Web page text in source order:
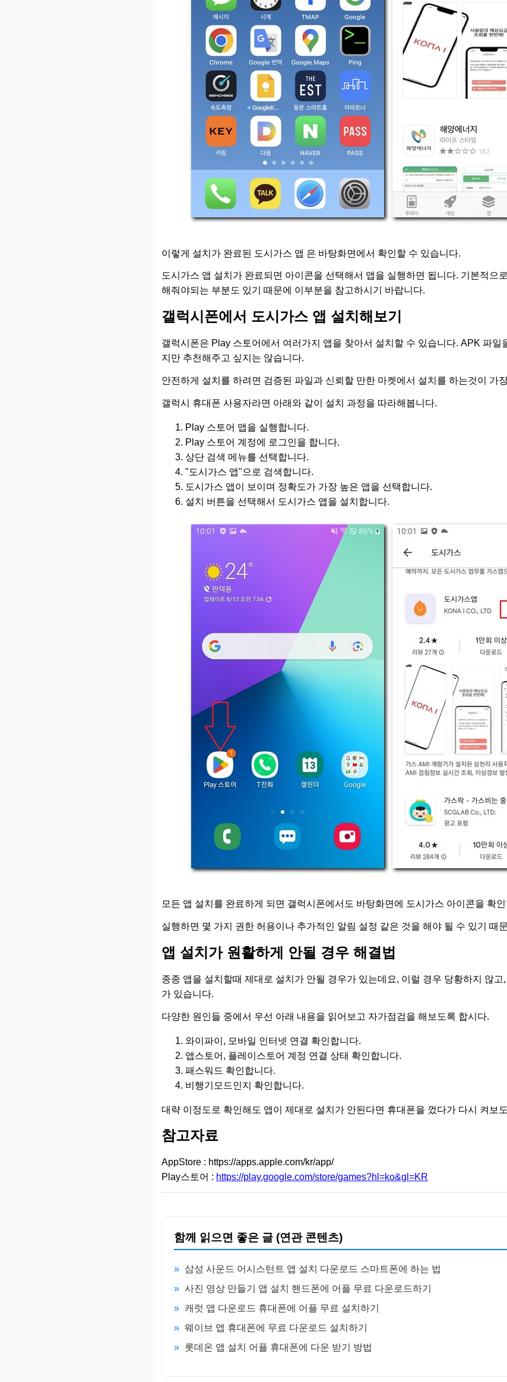
이렇게 설치가 완료된 도시가스 앱 은 바탕화면에서 확인할 수 있습니다.
도시가스 앱 설치가 완료되면 아이콘을 선택해서 앱을 실행하면 됩니다. 기본적으
해줘야되는 부분도 있기 때문에 이부분을 참고하시기 바랍니다.
갤럭시폰에서 도시가스 앱 설치해보기
갤럭시폰은 Play 스토어에서 여러가지 앱을 찾아서 설치할 수 있습니다. APK 파일
지만 추천해주고 싶지는 않습니다.
안전하게 설치를 하려면 검증된 파일과 신뢰할 만한 마켓에서 설치를 하는것이 가
갤럭시 휴대폰 사용자라면 아래와 같이 설치 과정을 따라해봅니다.
Play 스토어 앱을 실행합니다.
Play 스토어 계정에 로그인을 합니다.
상단 검색 메뉴를 선택합니다.
"도시가스 앱"으로 검색합니다.
도시가스 앱이 보이며 정확도가 가장 높은 앱을 선택합니다.
설치 버튼을 선택해서 도시가스 앱을 설치합니다.
모든 앱 설치를 완료하게 되면 갤럭시폰에서도 바탕화면에 도시가스 아이콘을 확
실행하면 몇 가지 권한 허용이나 추가적인 알림 설정 같은 것을 해야 될 수 있기 때
앱 설치가 원활하게 안될 경우 해결법
종종 앱을 설치할때 제대로 설치가 안될 경우가 있는데요, 이럴 경우 당황하지 않
가 있습니다.
다양한 원인들 중에서 우선 아래 내용을 읽어보고 자가점검을 해보도록 합시다.
와이파이, 모바일 인터넷 연결 확인합니다.
앱스토어, 플레이스토어 계정 연결 상태 확인합니다.
패스워드 확인합니다.
비행기모드인지 확인합니다.
대략 이정도로 확인해도 앱이 제대로 설치가 안된다면 휴대폰을 껐다가 다시 켜보
참고자료
AppStore : https://apps.apple.com/kr/app/
Play스토어 : https://play.google.com/store/games?hl=ko&gl=KR
함께 읽으면 좋은 글 (연관 콘텐츠)
» 삼성 사운드 어시스턴트 앱 설치 다운로드 스마트폰에 하는 법
» 사진 영상 만들기 앱 설치 핸드폰에 어플 무료 다운로드하기
» 캐럿 앱 다운로드 휴대폰에 어플 무료 설치하기
» 웨이브 앱 휴대폰에 무료 다운로드 설치하기
» 롯데온 앱 설치 어플 휴대폰에 다운 받기 방법